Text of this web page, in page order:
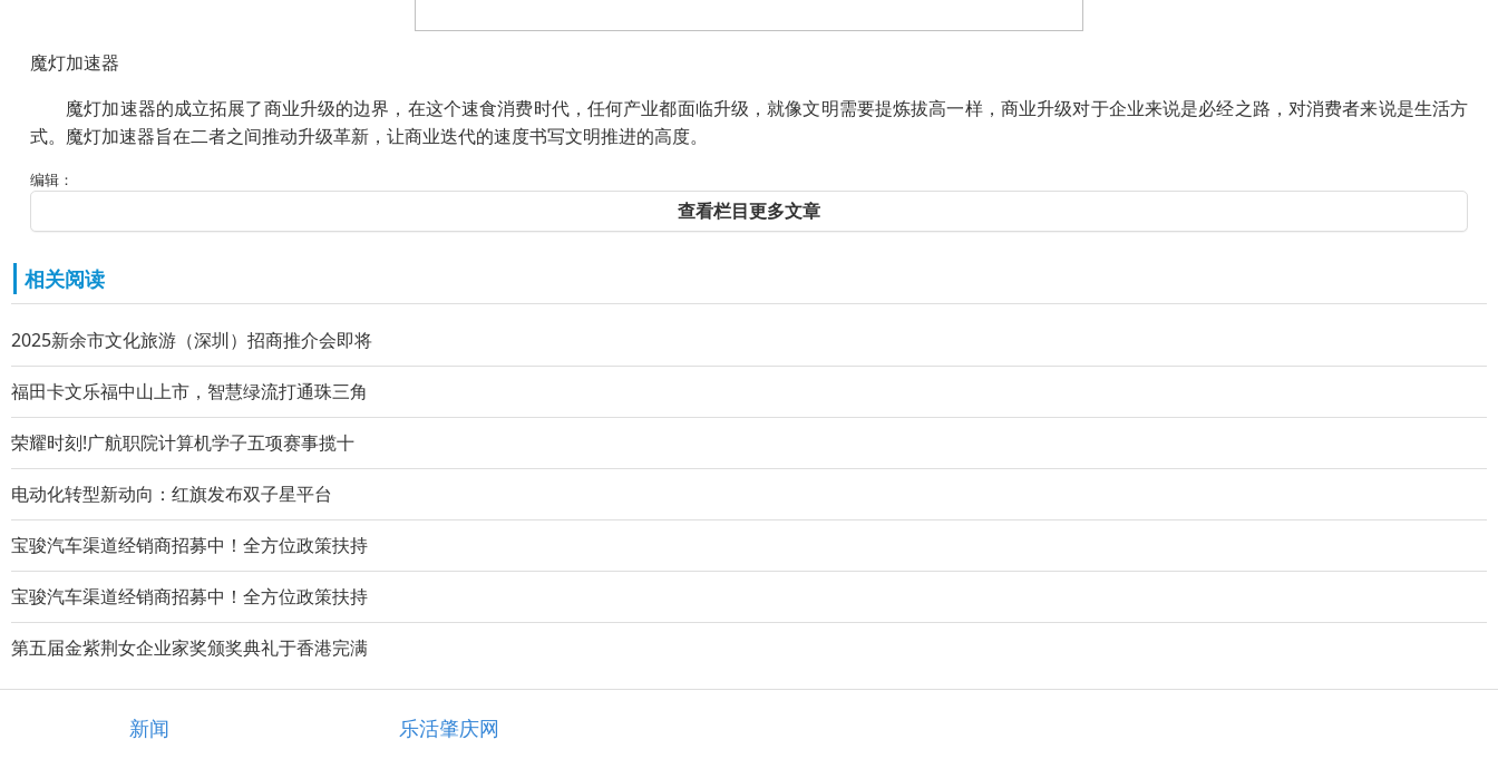
魔灯加速器
魔灯加速器的成立拓展了商业升级的边界，在这个速食消费时代，任何产业都面临升级，就像文明需要提炼拔高一样，商业升级对于企业来说是必经之路，对消费者来说是生活方
式。魔灯加速器旨在二者之间推动升级革新，让商业迭代的速度书写文明推进的高度。
编辑：
查看栏目更多文章
相关阅读
2025新余市文化旅游（深圳）招商推介会即将
福田卡文乐福中山上市，智慧绿流打通珠三角
荣耀时刻!广航职院计算机学子五项赛事揽十
电动化转型新动向：红旗发布双子星平台
宝骏汽车渠道经销商招募中！全方位政策扶持
宝骏汽车渠道经销商招募中！全方位政策扶持
第五届金紫荆女企业家奖颁奖典礼于香港完满
新闻 乐活肇庆网